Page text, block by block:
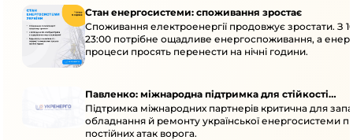
Стан енергосистеми: споживання зростає
Споживання електроенергії продовжує зростати. З
23:00 потрібне ощадливе енергоспоживання, а
процеси просять перенести на нічні години.
Павленко: міжнародна підтримка для стійкості
енергосистеми
Підтримка міжнародних партнерів критична для
обладнання й ремонту української енергосистеми
постійних атак ворога.